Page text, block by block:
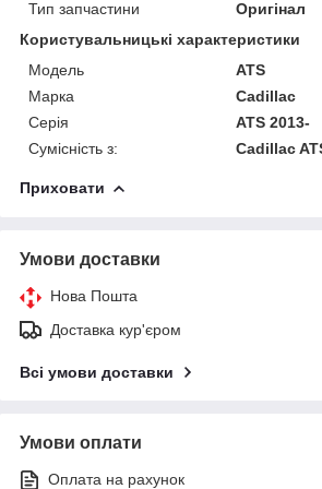
Тип запчастини
Оригінал
Користувальницькі характеристики
Модель
ATS
Марка
Cadillac
Серія
ATS 2013-
Сумісність з:
Cadillac
Приховати
Умови доставки
Нова Пошта
Доставка кур'єром
Всі умови доставки
Умови оплати
Оплата на рахунок